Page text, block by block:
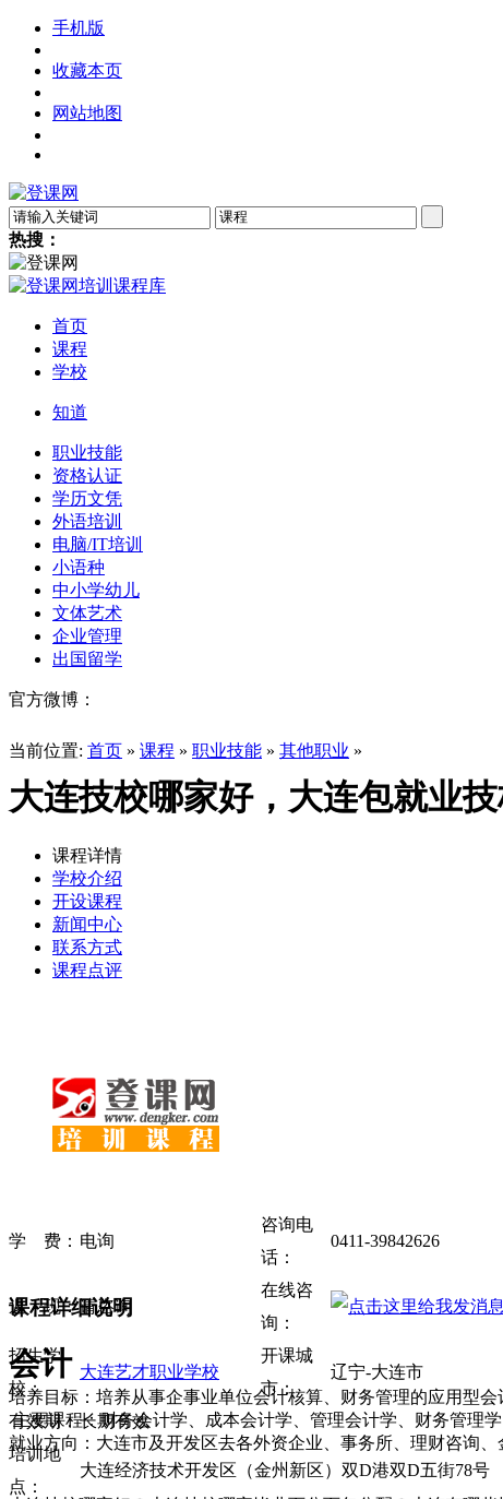
手机版
收藏本页
网站地图
热搜：
首页
课程
学校
知道
职业技能
资格认证
学历文凭
外语培训
电脑/IT培训
小语种
中小学幼儿
文体艺术
企业管理
出国留学
官方微博：
当前位置: 首页 » 课程 » 职业技能 » 其他职业 »
大连技校哪家好，大连包就业
课程详情
学校介绍
开设课程
新闻中心
联系方式
课程点评
学 费： 电询
咨询电
话：
0411-39842626
返 现：请咨询
在线咨
询：
招生学
校：
大连艺才职业学校
开课城
市：
辽宁-大连市
有效期：长期有效
培训地
点：
大连经济技术开发区（金州新区）双D港双D五街78号
课程详细说明
会计
培养目标：培养从事企事业单位会计核算、财务管理的应用型会
主要课程：财务会计学、成本会计学、管理会计学、财务管理
就业方向：大连市及开发区去各外资企业、事务所、理财咨询、